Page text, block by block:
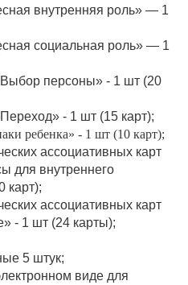
внутренняя роль» — 1
социальная роль» — 1
персоны» - 1 шт (20
- 1 шт (15 карт);
ребенка» - 1 шт (10 карт);
ассоциативных карт
для внутреннего
карт);
ассоциативных карт
- 1 шт (24 карты);
5 штук;
виде для